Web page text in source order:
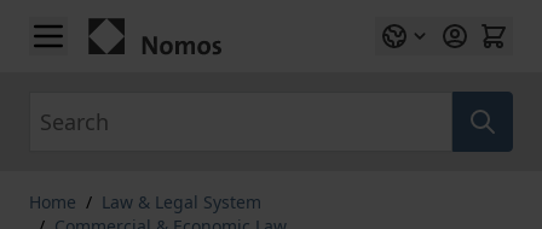
Skip to Content
Home / Law & Legal System